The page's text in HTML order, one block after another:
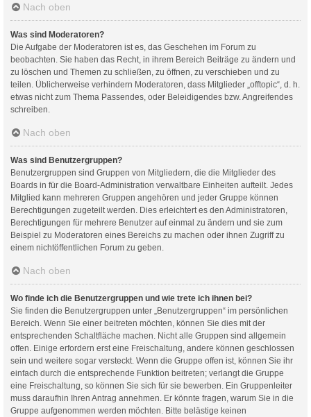
Nach oben
Was sind Moderatoren?
Die Aufgabe der Moderatoren ist es, das Geschehen im Forum zu
beobachten. Sie haben das Recht, in ihrem Bereich Beiträge zu ändern und
zu löschen und Themen zu schließen, zu öffnen, zu verschieben und zu
teilen. Üblicherweise verhindern Moderatoren, dass Mitglieder „offtopic“, d. h.
etwas nicht zum Thema Passendes, oder Beleidigendes bzw. Angreifendes
schreiben.
Nach oben
Was sind Benutzergruppen?
Benutzergruppen sind Gruppen von Mitgliedern, die die Mitglieder des
Boards in für die Board-Administration verwaltbare Einheiten aufteilt. Jedes
Mitglied kann mehreren Gruppen angehören und jeder Gruppe können
Berechtigungen zugeteilt werden. Dies erleichtert es den Administratoren,
Berechtigungen für mehrere Benutzer auf einmal zu ändern und sie zum
Beispiel zu Moderatoren eines Bereichs zu machen oder ihnen Zugriff zu
einem nichtöffentlichen Forum zu geben.
Nach oben
Wo finde ich die Benutzergruppen und wie trete ich ihnen bei?
Sie finden die Benutzergruppen unter „Benutzergruppen“ im persönlichen
Bereich. Wenn Sie einer beitreten möchten, können Sie dies mit der
entsprechenden Schaltfläche machen. Nicht alle Gruppen sind allgemein
offen. Einige erfordern erst eine Freischaltung, andere können geschlossen
sein und weitere sogar versteckt. Wenn die Gruppe offen ist, können Sie ihr
einfach durch die entsprechende Funktion beitreten; verlangt die Gruppe
eine Freischaltung, so können Sie sich für sie bewerben. Ein Gruppenleiter
muss daraufhin Ihren Antrag annehmen. Er könnte fragen, warum Sie in die
Gruppe aufgenommen werden möchten. Bitte belästige keinen